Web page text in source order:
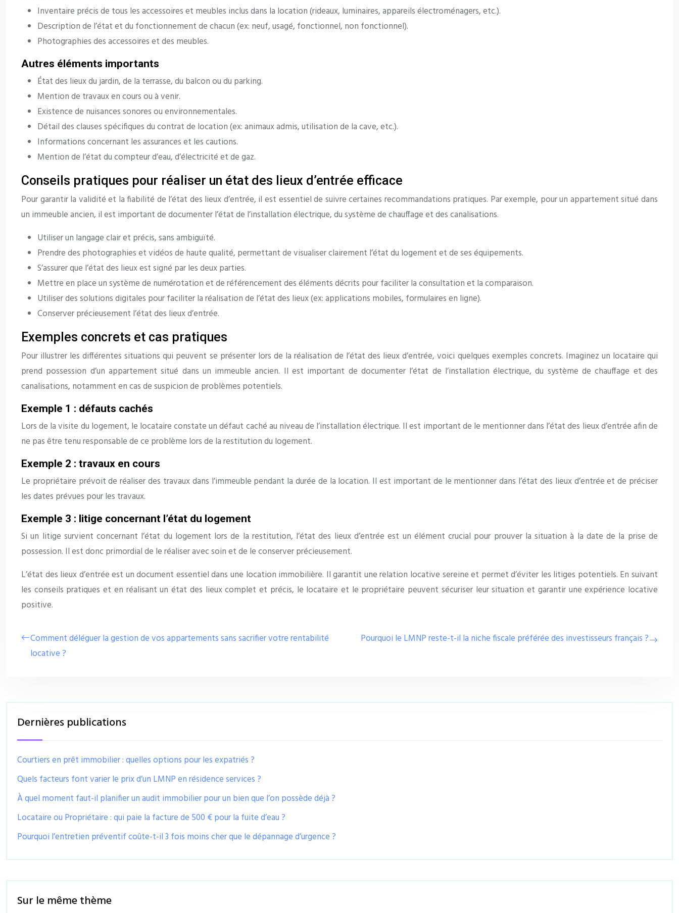
Inventaire précis de tous les accessoires et meubles inclus dans la location (rideaux, luminaires, appareils électroménagers, etc.).
Description de l’état et du fonctionnement de chacun (ex: neuf, usagé, fonctionnel, non fonctionnel).
Photographies des accessoires et des meubles.
Autres éléments importants
État des lieux du jardin, de la terrasse, du balcon ou du parking.
Mention de travaux en cours ou à venir.
Existence de nuisances sonores ou environnementales.
Détail des clauses spécifiques du contrat de location (ex: animaux admis, utilisation de la cave, etc.).
Informations concernant les assurances et les cautions.
Mention de l’état du compteur d’eau, d’électricité et de gaz.
Conseils pratiques pour réaliser un état des lieux d’entrée efficace
Pour garantir la validité et la fiabilité de l’état des lieux d’entrée, il est essentiel de suivre certaines recommandations pratiques. Par exemple, pour un appartement situé dans
un immeuble ancien, il est important de documenter l’état de l’installation électrique, du système de chauffage et des canalisations.
Utiliser un langage clair et précis, sans ambiguïté.
Prendre des photographies et vidéos de haute qualité, permettant de visualiser clairement l’état du logement et de ses équipements.
S’assurer que l’état des lieux est signé par les deux parties.
Mettre en place un système de numérotation et de référencement des éléments décrits pour faciliter la consultation et la comparaison.
Utiliser des solutions digitales pour faciliter la réalisation de l’état des lieux (ex: applications mobiles, formulaires en ligne).
Conserver précieusement l’état des lieux d’entrée.
Exemples concrets et cas pratiques
Pour illustrer les différentes situations qui peuvent se présenter lors de la réalisation de l’état des lieux d’entrée, voici quelques exemples concrets. Imaginez un locataire qui
prend possession d’un appartement situé dans un immeuble ancien. Il est important de documenter l’état de l’installation électrique, du système de chauffage et des
canalisations, notamment en cas de suspicion de problèmes potentiels.
Exemple 1 : défauts cachés
Lors de la visite du logement, le locataire constate un défaut caché au niveau de l’installation électrique. Il est important de le mentionner dans l’état des lieux d’entrée afin de
ne pas être tenu responsable de ce problème lors de la restitution du logement.
Exemple 2 : travaux en cours
Le propriétaire prévoit de réaliser des travaux dans l’immeuble pendant la durée de la location. Il est important de le mentionner dans l’état des lieux d’entrée et de préciser
les dates prévues pour les travaux.
Exemple 3 : litige concernant l’état du logement
Si un litige survient concernant l’état du logement lors de la restitution, l’état des lieux d’entrée est un élément crucial pour prouver la situation à la date de la prise de
possession. Il est donc primordial de le réaliser avec soin et de le conserver précieusement.
L’état des lieux d’entrée est un document essentiel dans une location immobilière. Il garantit une relation locative sereine et permet d’éviter les litiges potentiels. En suivant
les conseils pratiques et en réalisant un état des lieux complet et précis, le locataire et le propriétaire peuvent sécuriser leur situation et garantir une expérience locative
positive.
Comment déléguer la gestion de vos appartements sans sacrifier votre rentabilité
locative ?
Pourquoi le LMNP reste-t-il la niche fiscale préférée des investisseurs français ?
Dernières publications
Courtiers en prêt immobilier : quelles options pour les expatriés ?
Quels facteurs font varier le prix d’un LMNP en résidence services ?
À quel moment faut-il planifier un audit immobilier pour un bien que l’on possède déjà ?
Locataire ou Propriétaire : qui paie la facture de 500 € pour la fuite d’eau ?
Pourquoi l’entretien préventif coûte-t-il 3 fois moins cher que le dépannage d’urgence ?
Sur le même thème